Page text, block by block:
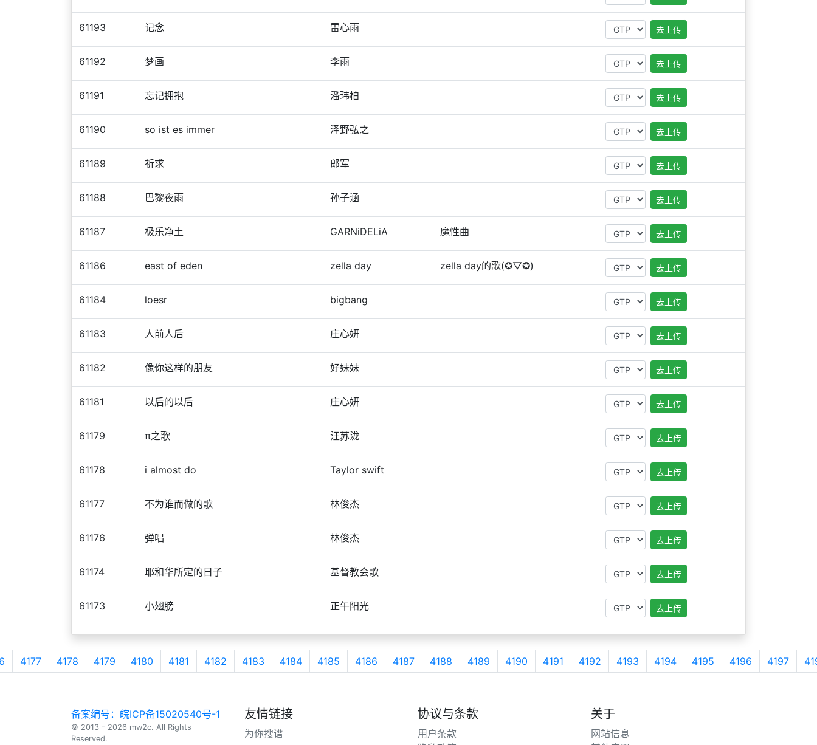
61193 记念 雷心雨 去上传
61192 梦画 李雨 去上传
61191 忘记拥抱 潘玮柏 去上传
61190 so ist es immer 泽野弘之 去上传
61189 祈求 郎军 去上传
61188 巴黎夜雨 孙子涵 去上传
61187 极乐净土 GARNiDELiA 魔性曲 去上传
61186 east of eden zella day zella day的歌(✪▽✪) 去上传
61184 loesr bigbang 去上传
61183 人前人后 庄心妍 去上传
61182 像你这样的朋友 好妹妹 去上传
61181 以后的以后 庄心妍 去上传
61179 π之歌 汪苏泷 去上传
61178 i almost do Taylor swift 去上传
61177 不为谁而做的歌 林俊杰 去上传
61176 弹唱 林俊杰 去上传
61174 耶和华所定的日子 基督教会歌 去上传
61173 小翅膀 正午阳光 去上传
4177 4178 4179 4180 4181 4182 4183 4184 4185 4186 4187 4188 4189 4190 4191 4192 4193 4194 4195 4196 4197
备案编号：皖ICP备15020540号-1
© 2013 - 2026 mw2c. All Rights
Reserved.
友情链接
为你搜谱
协议与条款
用户条款
关于
网站信息